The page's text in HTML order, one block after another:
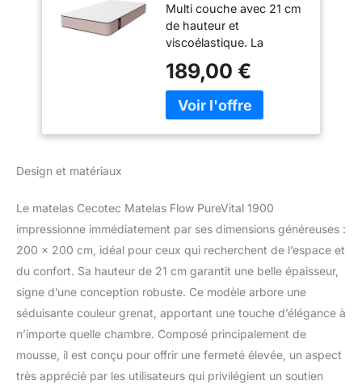
couche, hauteur de
21 cm, haute
fermeté, noyau
mousseux, double
système double
système pour
l'hiver et l'été
Multi couche avec 21 cm
de hauteur et
viscoélastique. La
repos. Mattress avec une
forte fermeté qui vous
serrera sans couler.
morbidezza, alta sudore,
resistenza ed è facile da
pulire. Double système
la sensation de fraîcheur
en été et de la chaleur en
hiver. Votre repos optimal
ne dépend pas de la
station.
189,00 €
Design et matériaux
Le matelas Cecotec Matelas Flow PureVital 1900
impressionne immédiatement par ses dimensions généreuses :
200 x 200 cm, idéal pour ceux qui recherchent de l’espace et
du confort. Sa hauteur de 21 cm garantit une belle épaisseur,
signe d’une conception robuste. Ce modèle arbore une
séduisante couleur grenat, apportant une touche d’élégance à
n’importe quelle chambre. Composé principalement de
mousse, il est conçu pour offrir une fermeté élevée, un aspect
très apprécié par les utilisateurs qui privilégient un soutien